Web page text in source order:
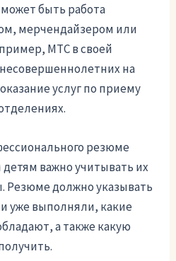
быть работа
мерчендайзером или
МТС в своей
на
услуг по приему
резюме
важно учитывать их
Резюме должно указывать
уже выполняли, какие
а также какую